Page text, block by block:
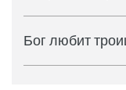
Бог любит